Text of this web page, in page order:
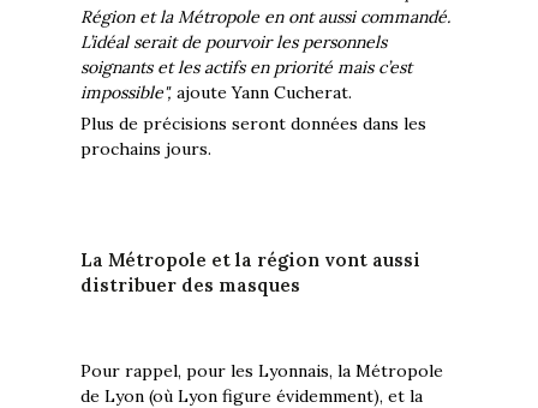
Région et la Métropole en ont aussi commandé.
L’idéal serait de pourvoir les personnels
soignants et les actifs en priorité mais c’est
impossible", ajoute Yann Cucherat.
Plus de précisions seront données dans les
prochains jours.
La Métropole et la région vont aussi
distribuer des masques
Pour rappel, pour les Lyonnais, la Métropole
de Lyon (où Lyon figure évidemment), et la